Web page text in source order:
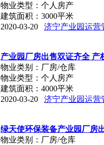
物业类型：个人房产
建筑面积：3000平米
2020-03-20
济宁产业园运营
产业园厂房出售双证齐全 产
物业类别：厂房/仓库
物业类型：个人房产
建筑面积：4000平米
2020-03-20
济宁产业园运营
绿天使环保装备产业园厂房
物业类别：厂房/仓库